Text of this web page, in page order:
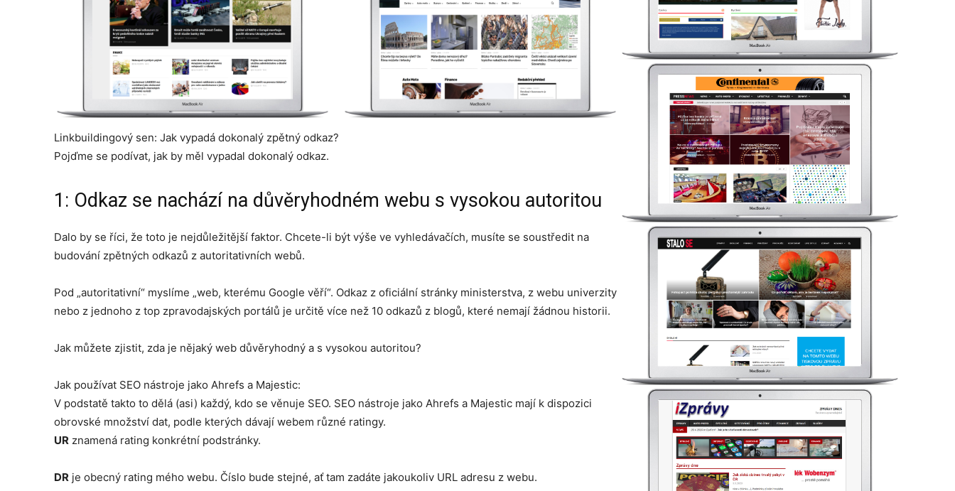
Linkbuildingový sen: Jak vypadá dokonalý zpětný odkaz?
Pojďme se podívat, jak by měl vypadal dokonalý odkaz.
1: Odkaz se nachází na důvěryhodném webu s vysokou autoritou
Dalo by se říci, že toto je nejdůležitější faktor. Chcete-li být výše ve vyhledávačích, musíte se soustředit na
budování zpětných odkazů z autoritativních webů.
Pod „autoritativní“ myslíme „web, kterému Google věří“. Odkaz z oficiální stránky ministerstva, z webu univerzity
nebo z jednoho z top zpravodajských portálů je určitě více než 10 odkazů z blogů, které nemají žádnou historii.
Jak můžete zjistit, zda je nějaký web důvěryhodný a s vysokou autoritou?
Jak používat SEO nástroje jako Ahrefs a Majestic:
V podstatě takto to dělá (asi) každý, kdo se věnuje SEO. SEO nástroje jako Ahrefs a Majestic mají k dispozici
obrovské množství dat, podle kterých dávají webem různé ratingy.
UR znamená rating konkrétní podstránky.
DR je obecný rating mého webu. Číslo bude stejné, ať tam zadáte jakoukoliv URL adresu z webu.